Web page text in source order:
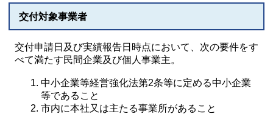
交付対象事業者
交付申請日及び実績報告日時点において、次の要件をす
べて満たす民間企業及び個人事業主。
中小企業等経営強化法第2条等に定める中小企業
等であること
市内に本社又は主たる事業所があること